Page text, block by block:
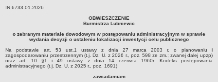
AKTUALNOŚCI I OBWIESZCZENIA
Aktualności
Obwieszczenia, ogłoszenia i komunikaty
KOMUNIKATY
Drogi
IN.6733.01.2026
OBWIESZCZENIE
Burmistrza Lubniewic
o zebranym materiale dowodowym w postępowaniu administracyjnym w sprawie
wydania decyzji o ustaleniu lokalizacji inwestycji celu publicznego
Na podstawie art. 53 ust.1 ustawy z dnia 27 marca 2003 r. o planowaniu i
zagospodarowaniu przestrzennym (t.j. Dz. U. z 2026 r., poz. 598 ze zm.; zwanej dalej upzp)
oraz art. 10 §1 i 49 ustawy z dnia 14 czerwca 1960r. Kodeks postępowania
administracyjnego (t.j. Dz. U. z 2025 r., poz. 1691)
zawiadamiam